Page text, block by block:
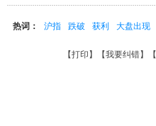
热词： 沪指 跌破 获利 大盘出现
【打印 】【我要纠错】【